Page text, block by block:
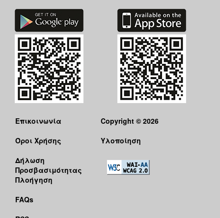
Επικοινωνία
Όροι Χρήσης
Δήλωση
Προσβασιμότητας
Πλοήγηση
FAQs
Copyright © 2026
Υλοποίηση